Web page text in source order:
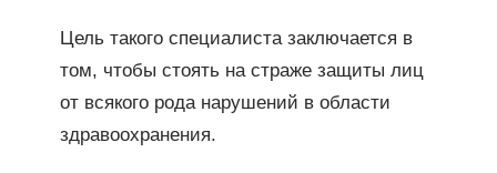
Цель такого специалиста заключается в
том, чтобы стоять на страже защиты лиц
от всякого рода нарушений в области
здравоохранения.